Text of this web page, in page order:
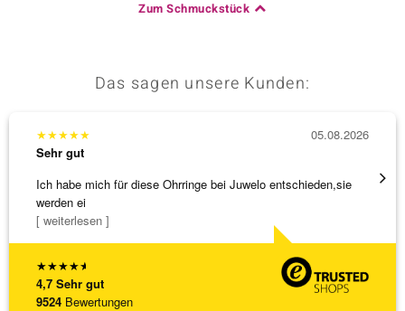
Zum Schmuckstück
Das sagen unsere Kunden:
★★★★★
4,7 Sehr gut
9524 Bewertungen
★★★★★
Sehr gut
Ich habe mich für diese Ohrringe bei Juwelo entschieden,sie
werden ei
[ weiterlesen ]
05.08.2026